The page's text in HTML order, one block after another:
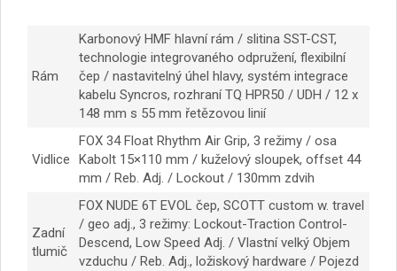
Rám
Karbonový HMF hlavní rám / slitina SST-CST,
technologie integrovaného odpružení, flexibilní
čep / nastavitelný úhel hlavy, systém integrace
kabelu Syncros, rozhraní TQ HPR50 / UDH / 12 x
148 mm s 55 mm řetězovou linií
Vidlice
FOX 34 Float Rhythm Air Grip, 3 režimy / osa
Kabolt 15×110 mm / kuželový sloupek, offset 44
mm / Reb. Adj. / Lockout / 130mm zdvih
Zadní
tlumič
FOX NUDE 6T EVOL čep, SCOTT custom w. travel
/ geo adj., 3 režimy: Lockout-Traction Control-
Descend, Low Speed ​​Adj. / Vlastní velký Objem
vzduchu / Reb. Adj., ložiskový hardware / Pojezd